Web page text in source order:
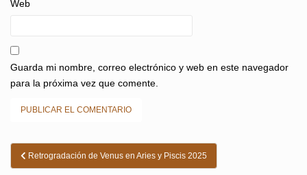
Web
Guarda mi nombre, correo electrónico y web en este navegador
para la próxima vez que comente.
Navegación
de
Retrogradación de Venus en Aries y Piscis 2025